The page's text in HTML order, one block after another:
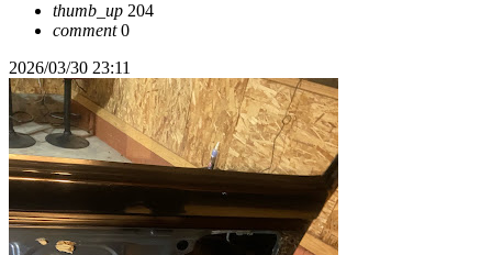
thumb_up 204
comment0
2026/03/30 23:11